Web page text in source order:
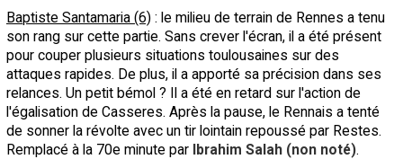
Baptiste Santamaria (6) : le milieu de terrain de Rennes a tenu
son rang sur cette partie. Sans crever l'écran, il a été présent
pour couper plusieurs situations toulousaines sur des
attaques rapides. De plus, il a apporté sa précision dans ses
relances. Un petit bémol ? Il a été en retard sur l'action de
l'égalisation de Casseres. Après la pause, le Rennais a tenté
de sonner la révolte avec un tir lointain repoussé par Restes.
Remplacé à la 70e minute par Ibrahim Salah (non noté).